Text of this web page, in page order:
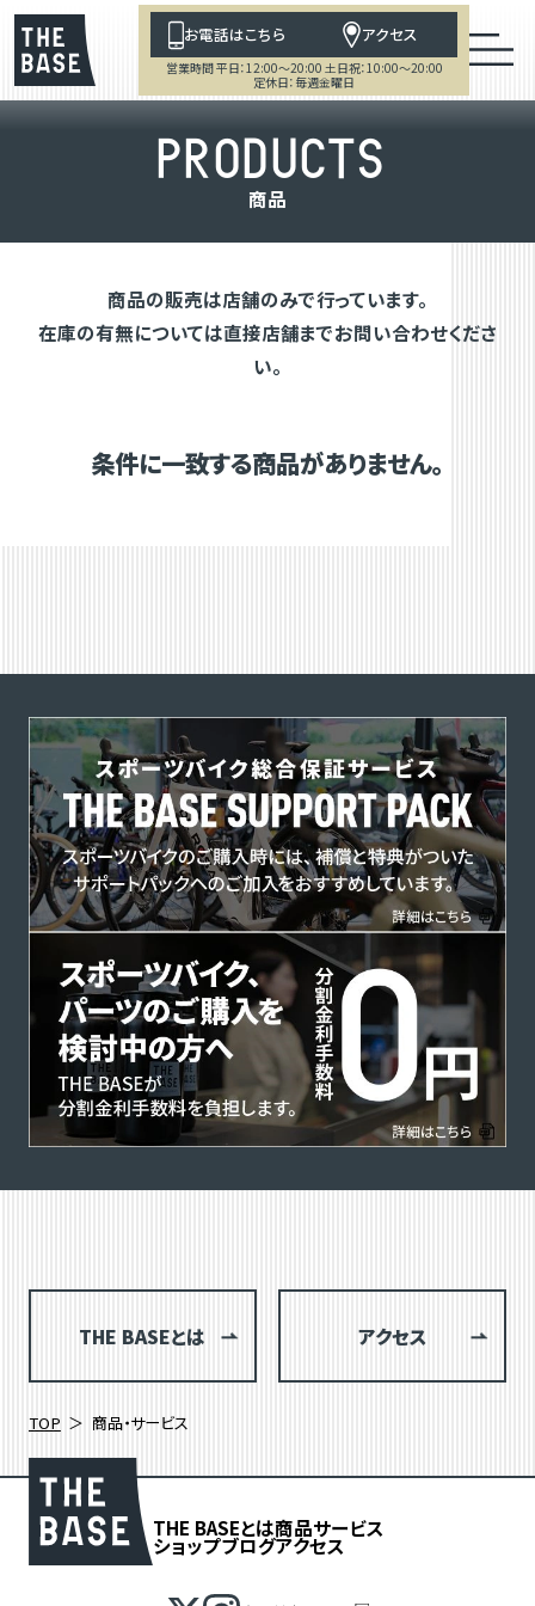
お電話はこちら アクセス
営業時間 平日：12:00～20:00 土日祝：10:00～20:00
定休日：毎週金曜日
PRODUCTS
商品
商品の販売は店舗のみで行っています。
在庫の有無については直接店舗までお問い合わせくださ
い。
条件に一致する商品がありません。
THE BASEとは アクセス
TOP 商品・サービス
THE BASEとは商品サービス
ショップブログアクセス